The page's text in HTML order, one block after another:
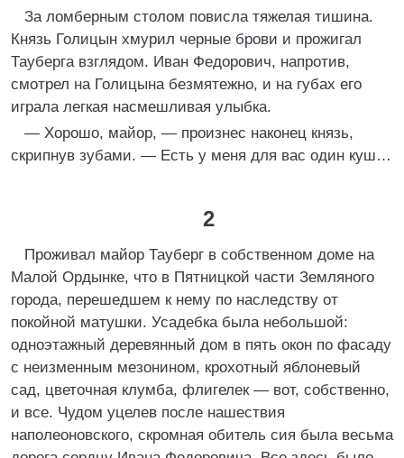
За ломберным столом повисла тяжелая тишина.
Князь Голицын хмурил черные брови и прожигал
Тауберга взглядом. Иван Федорович, напротив,
смотрел на Голицына безмятежно, и на губах его
играла легкая насмешливая улыбка.
— Хорошо, майор, — произнес наконец князь,
скрипнув зубами. — Есть у меня для вас один куш…
2
Проживал майор Тауберг в собственном доме на
Малой Ордынке, что в Пятницкой части Земляного
города, перешедшем к нему по наследству от
покойной матушки. Усадебка была небольшой:
одноэтажный деревянный дом в пять окон по фасаду
с неизменным мезонином, крохотный яблоневый
сад, цветочная клумба, флигелек — вот, собственно,
и все. Чудом уцелев после нашествия
наполеоновского, скромная обитель сия была весьма